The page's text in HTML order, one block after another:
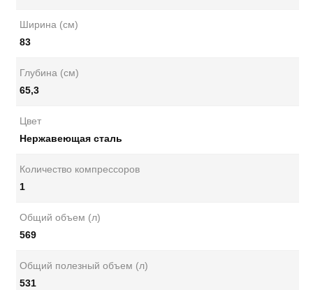
Ширина (см)
83
Глубина (см)
65,3
Цвет
Нержавеющая сталь
Количество компрессоров
1
Общий объем (л)
569
Общий полезный объем (л)
531